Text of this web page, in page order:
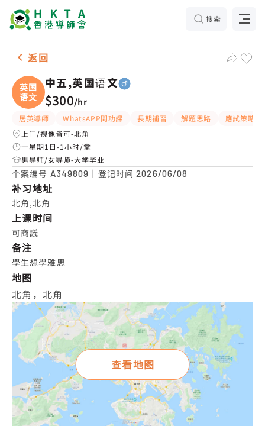
搜索
男-1名 中五,英国语文，北角 补习推介
返回
英国
语文
中五,英国语文
$300/hr
居英導師 WhatsAPP問功課 長期補習 解題思路
應試策略
上门/视像皆可-北角
一星期1日-1小时/堂
男导师/女导师-大学毕业
个案编号 A349809 ｜登记时间2026/06/08
补习地址
北角,北角
上课时间
可商議
备注
學生想學雅思
地图
北角，北角
查看地图